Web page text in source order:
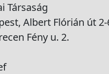
Társaság
Albert Flórián út 2-
Fény u. 2.